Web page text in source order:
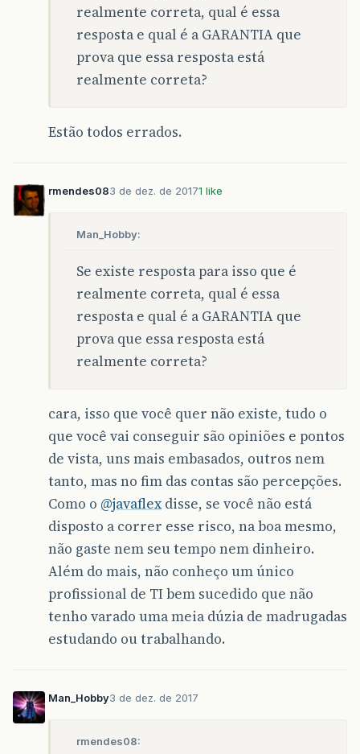
realmente correta, qual é essa
resposta e qual é a GARANTIA que
prova que essa resposta está
realmente correta?
Estão todos errados.
rmendes083 de dez. de 20171 like
Man_Hobby:
Se existe resposta para isso que é
realmente correta, qual é essa
resposta e qual é a GARANTIA que
prova que essa resposta está
realmente correta?
cara, isso que você quer não existe, tudo o
que você vai conseguir são opiniões e pontos
de vista, uns mais embasados, outros nem
tanto, mas no fim das contas são percepções.
Como o @javaflex disse, se você não está
disposto a correr esse risco, na boa mesmo,
não gaste nem seu tempo nem dinheiro.
Além do mais, não conheço um único
profissional de TI bem sucedido que não
tenho varado uma meia dúzia de madrugadas
estudando ou trabalhando.
Man_Hobby3 de dez. de 2017
rmendes08: